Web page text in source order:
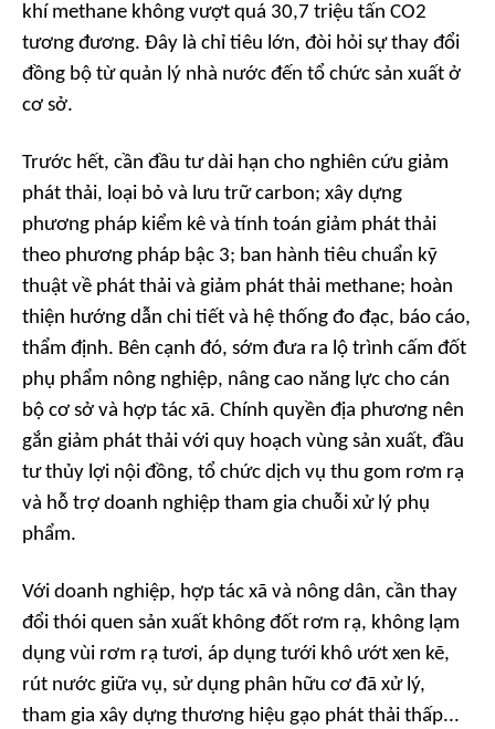
khí methane không vượt quá 30,7 triệu tấn CO2
tương đương. Đây là chỉ tiêu lớn, đòi hỏi sự thay đổi
đồng bộ từ quản lý nhà nước đến tổ chức sản xuất ở
cơ sở.
Trước hết, cần đầu tư dài hạn cho nghiên cứu giảm
phát thải, loại bỏ và lưu trữ carbon; xây dựng
phương pháp kiểm kê và tính toán giảm phát thải
theo phương pháp bậc 3; ban hành tiêu chuẩn kỹ
thuật về phát thải và giảm phát thải methane; hoàn
thiện hướng dẫn chi tiết và hệ thống đo đạc, báo cáo,
thẩm định. Bên cạnh đó, sớm đưa ra lộ trình cấm đốt
phụ phẩm nông nghiệp, nâng cao năng lực cho cán
bộ cơ sở và hợp tác xã. Chính quyền địa phương nên
gắn giảm phát thải với quy hoạch vùng sản xuất, đầu
tư thủy lợi nội đồng, tổ chức dịch vụ thu gom rơm rạ
và hỗ trợ doanh nghiệp tham gia chuỗi xử lý phụ
phẩm.
Với doanh nghiệp, hợp tác xã và nông dân, cần thay
đổi thói quen sản xuất không đốt rơm rạ, không lạm
dụng vùi rơm rạ tươi, áp dụng tưới khô ướt xen kẽ,
rút nước giữa vụ, sử dụng phân hữu cơ đã xử lý,
tham gia xây dựng thương hiệu gạo phát thải thấp...